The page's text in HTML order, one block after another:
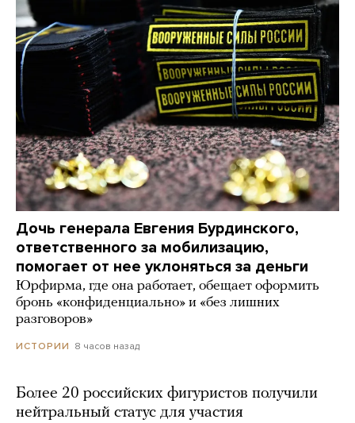
Дочь генерала Евгения Бурдинского,
ответственного за мобилизацию,
помогает от нее уклоняться за деньги
Юрфирма, где она работает, обещает оформить
бронь «конфиденциально» и «без лишних
разговоров»
ИСТОРИИ 8 часов назад
Более 20 российских фигуристов получили
нейтральный статус для участия